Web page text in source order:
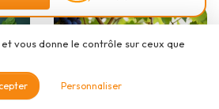
vous donne le contrôle sur ceux que
Personnaliser